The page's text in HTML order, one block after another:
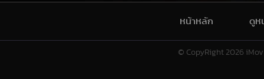
หน้าหลัก ดูห
© CopyRight 2026